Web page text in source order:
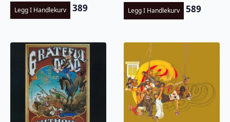
Legg I Handlekurv 389 Legg I Handlekurv 589